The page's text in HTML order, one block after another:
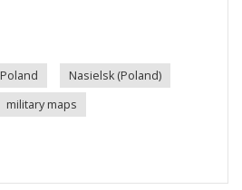
Poland
Nasielsk (Poland)
military maps